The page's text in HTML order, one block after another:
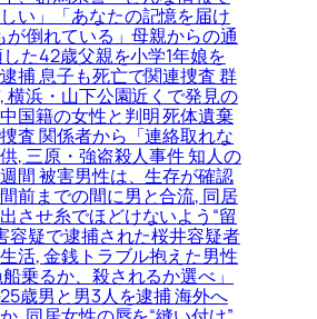
い」「あなたの記憶を届け
が倒れている」母親からの通
た42歳父親を小学1年娘を
捕 息子も死亡で関連捜査 群
横浜・山下公園近くで発見の
国籍の女性と判明 死体遺棄
査 関係者から「連絡取れな
, 三原・強盗殺人事件 知人の
間 被害男性は、生存が確認
前までの間に男と合流, 同居
させ糸でほどけないよう“留
容疑で逮捕された桜井容疑者
活, 金銭トラブル抱えた男性
乗るか、殺されるか選べ」
歳男と男3人を逮捕 海外へ